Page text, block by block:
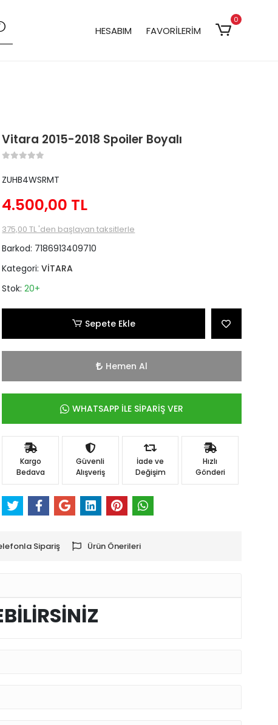
HESABIM FAVORİLERİM
0
Vitara 2015-2018 Spoiler Boyalı
ZUHB4WSRMT
4.500,00 TL
375,00 TL 'den başlayan taksitlerle
Barkod: 7186913409710
Kategori:VİTARA
Stok:20+
Sepete Ekle
Hemen Al
WHATSAPP İLE SİPARİŞ VER
Kargo
Bedava
Güvenli
Alışveriş
İade ve
Değişim
Hızlı
Gönderi
Sipariş Ürün Önerileri